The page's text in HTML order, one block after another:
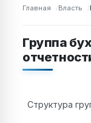
Главная Власть
Группа
Структура